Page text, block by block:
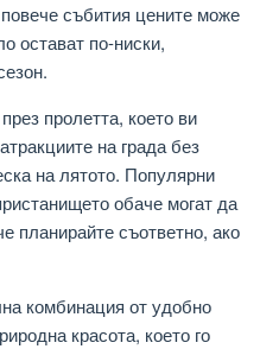
събития цените може
остават по-ниски,
пролетта, което ви
на града без
на лятото. Популярни
обаче могат да
планирайте съответно, ако
комбинация от удобно
красота, което го